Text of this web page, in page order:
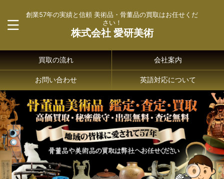
創業57年の実績と信頼 美術品・骨董品の買取はお任せくだ
さい！
株式会社 愛研美術
買取の流れ 会社案内
お問い合わせ 英語対応について